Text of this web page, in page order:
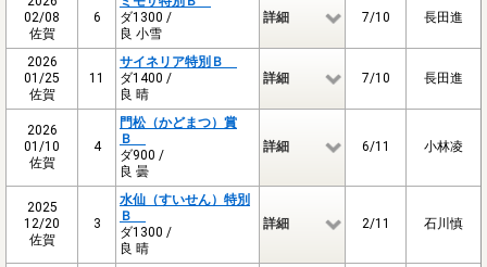
02/08
佐賀
6
ダ1300 /
良 小雪
詳細 7/10 長田進
2026
01/25
佐賀
11
サイネリア特別Ｂ
ダ1400 /
良 晴
詳細 7/10 長田進
2026
01/10
佐賀
4
門松（かどまつ）賞
Ｂ
ダ900 /
良 曇
詳細 6/11 小林凌
2025
12/20
佐賀
3
水仙（すいせん）特別
Ｂ
ダ1300 /
良 晴
詳細 2/11 石川慎